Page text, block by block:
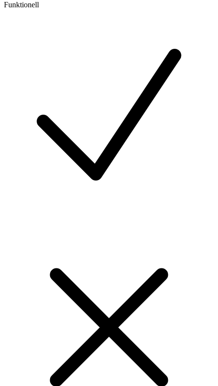
Funktionell